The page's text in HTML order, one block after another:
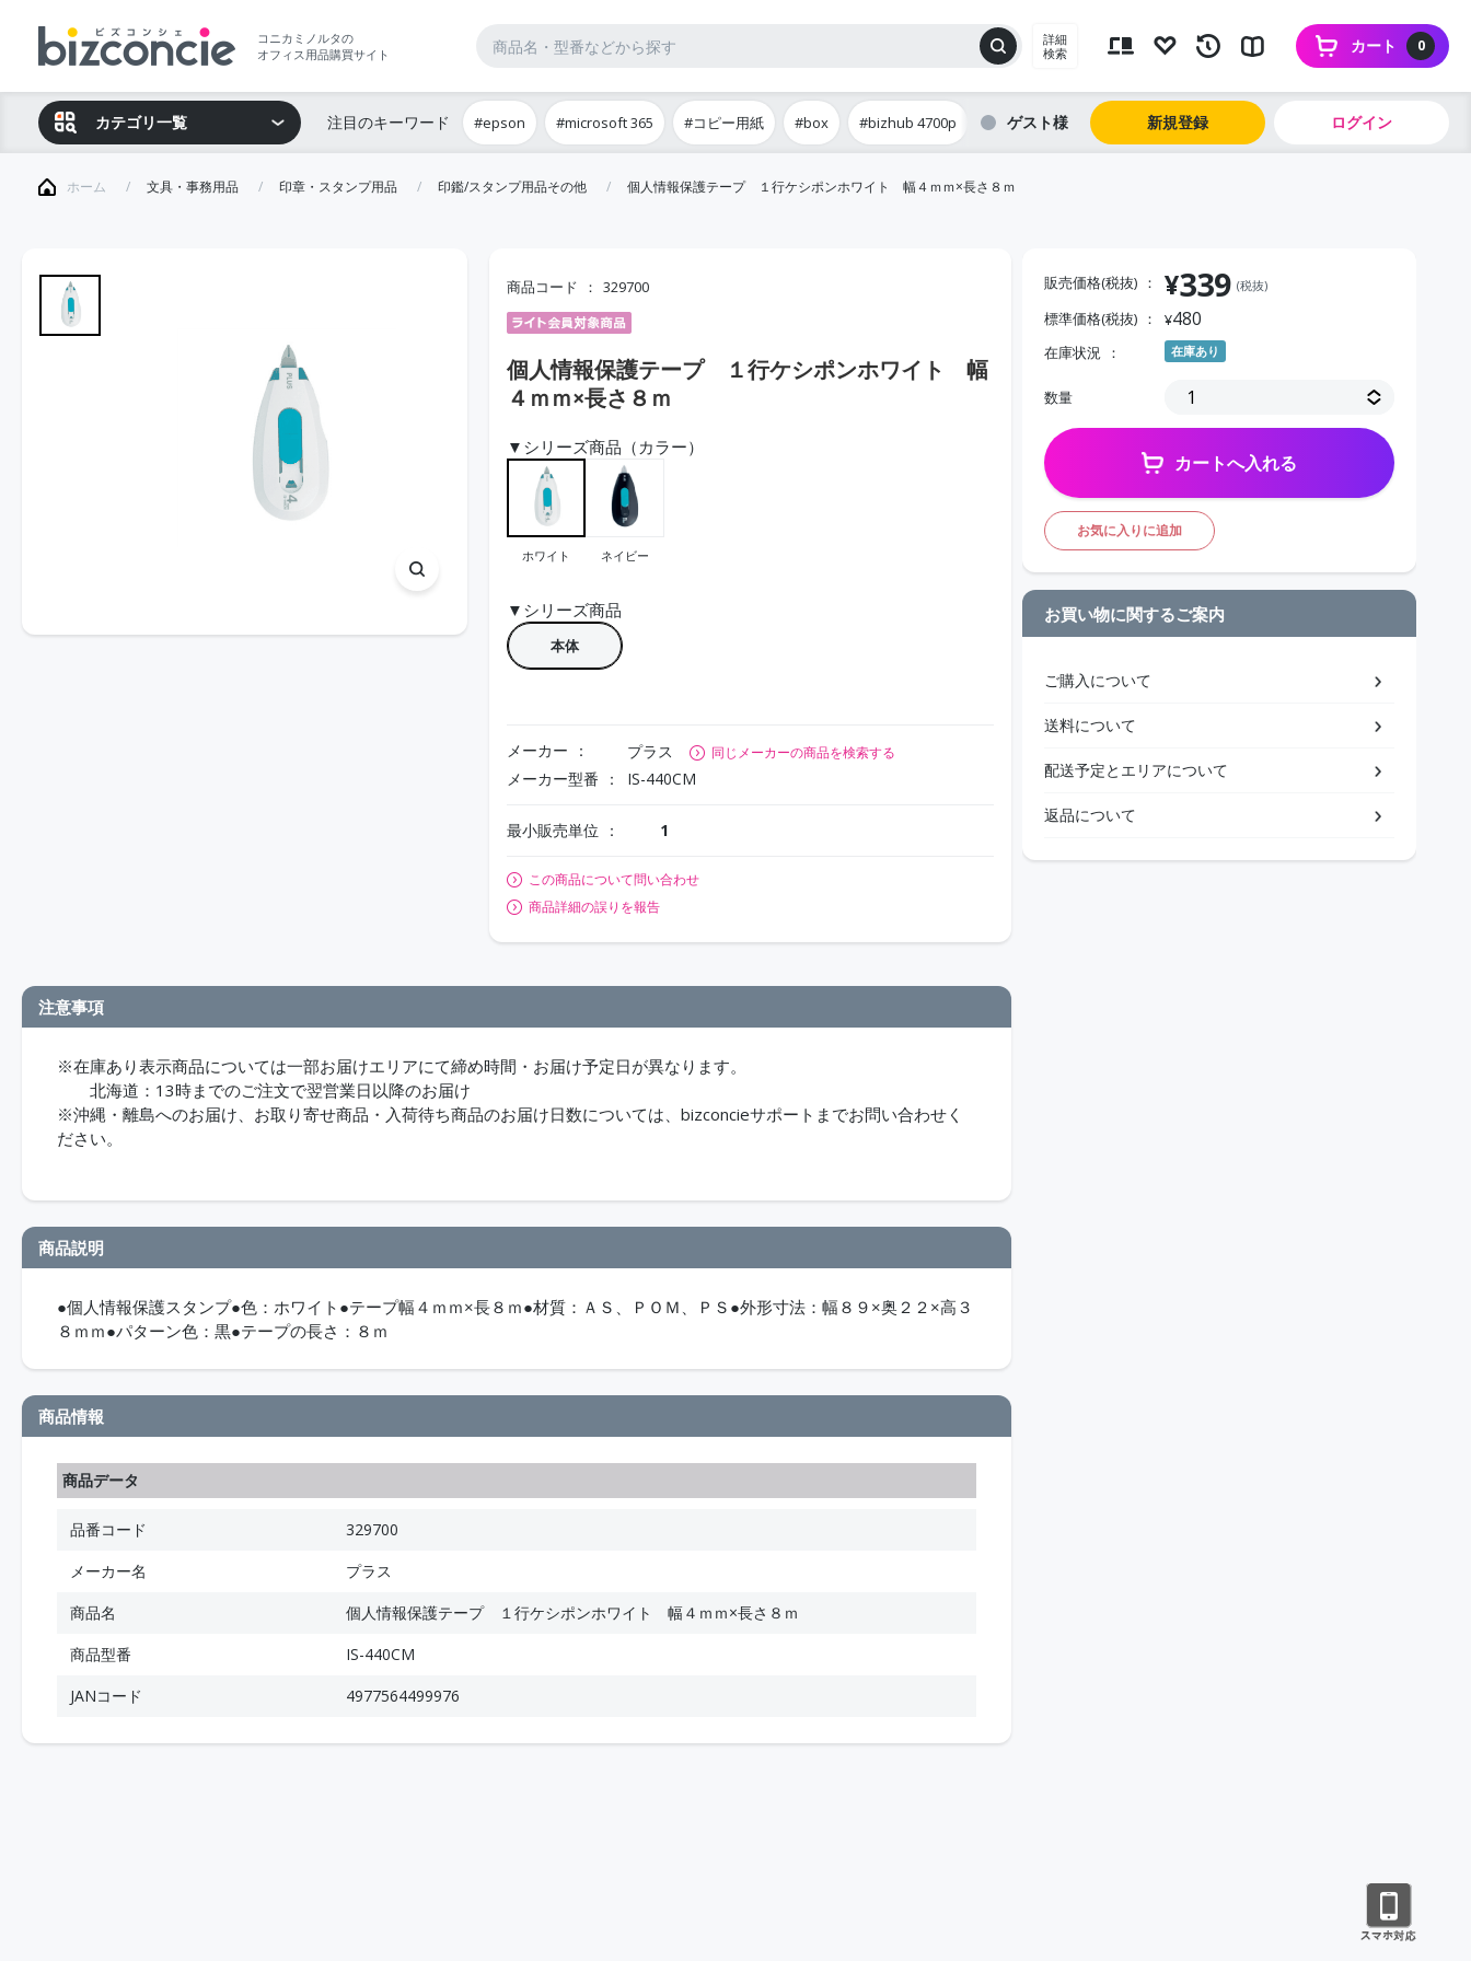
コニカミノルタの
オフィス用品購買サイト
詳細
検索
0
カート
カテゴリ一覧 注目のキーワード #epson #microsoft 365 #コピー用紙 #box #bizhub 4700p ゲスト 新規登録 ログイン
ホーム 文具・事務用品 印章・スタンプ用品 印鑑/スタンプ用品その他 個人情報保護テープ １行ケシポンホワイト 幅４ｍｍ×長さ８ｍ
商品コード 329700
個人情報保護テープ １行ケシポンホワイト 幅
４ｍｍ×長さ８ｍ
▼シリーズ商品（カラー）
ホワイト ネイビー
▼シリーズ商品
本体
メーカー プラス 同じメーカーの商品を検索する
メーカー型番 IS-440CM
最小販売単位 1
この商品について問い合わせ
商品詳細の誤りを報告
注意事項
※在庫あり表示商品については一部お届けエリアにて締め時間・お届け予定日が異なります。
北海道：13時までのご注文で翌営業日以降のお届け
※沖縄・離島へのお届け、お取り寄せ商品・入荷待ち商品のお届け日数については、bizconcieサポートまでお問い合わせく
ださい。
商品説明
●個人情報保護スタンプ●色：ホワイト●テープ幅４ｍｍ×長８ｍ●材質：ＡＳ、ＰＯＭ、ＰＳ●外形寸法：幅８９×奥２２×高３
８ｍｍ●パターン色：黒●テープの長さ：８ｍ
商品情報
商品データ
品番コード
329700
メーカー名
プラス
商品名
個人情報保護テープ １行ケシポンホワイト 幅４ｍｍ×長さ８ｍ
商品型番
IS-440CM
JANコード
4977564499976
販売価格(税抜) ¥339 (税抜)
標準価格(税抜) ¥480
在庫状況 在庫あり
数量
カートへ入れる
お気に入りに追加
お買い物に関するご案内
ご購入について
送料について
配送予定とエリアについて
返品について